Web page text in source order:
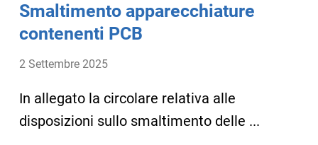
Smaltimento apparecchiature
contenenti PCB
2 Settembre 2025
In allegato la circolare relativa alle
disposizioni sullo smaltimento delle ...